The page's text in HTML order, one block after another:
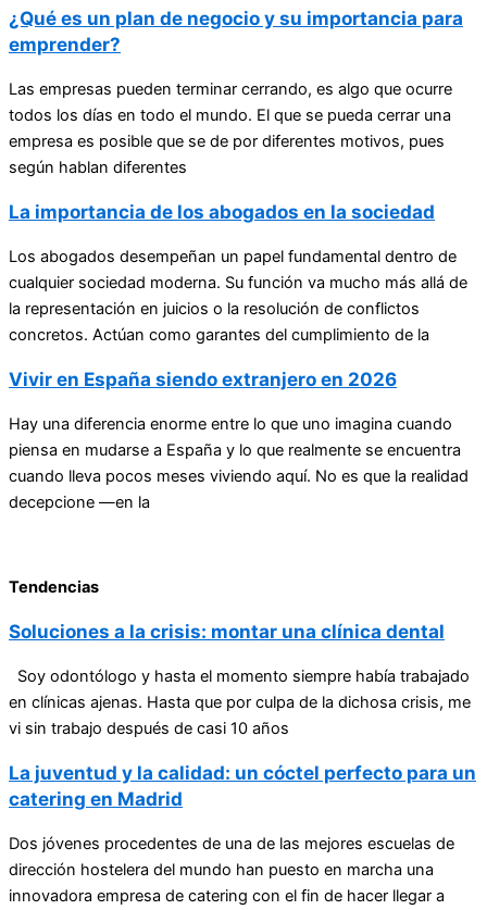
¿Qué es un plan de negocio y su importancia para
emprender?
Las empresas pueden terminar cerrando, es algo que ocurre
todos los días en todo el mundo. El que se pueda cerrar una
empresa es posible que se de por diferentes motivos, pues
según hablan diferentes
La importancia de los abogados en la sociedad
Los abogados desempeñan un papel fundamental dentro de
cualquier sociedad moderna. Su función va mucho más allá de
la representación en juicios o la resolución de conflictos
concretos. Actúan como garantes del cumplimiento de la
Vivir en España siendo extranjero en 2026
Hay una diferencia enorme entre lo que uno imagina cuando
piensa en mudarse a España y lo que realmente se encuentra
cuando lleva pocos meses viviendo aquí. No es que la realidad
decepcione —en la
Tendencias
Soluciones a la crisis: montar una clínica dental
Soy odontólogo y hasta el momento siempre había trabajado
en clínicas ajenas. Hasta que por culpa de la dichosa crisis, me
vi sin trabajo después de casi 10 años
La juventud y la calidad: un cóctel perfecto para un
catering en Madrid
Dos jóvenes procedentes de una de las mejores escuelas de
dirección hostelera del mundo han puesto en marcha una
innovadora empresa de catering con el fin de hacer llegar a